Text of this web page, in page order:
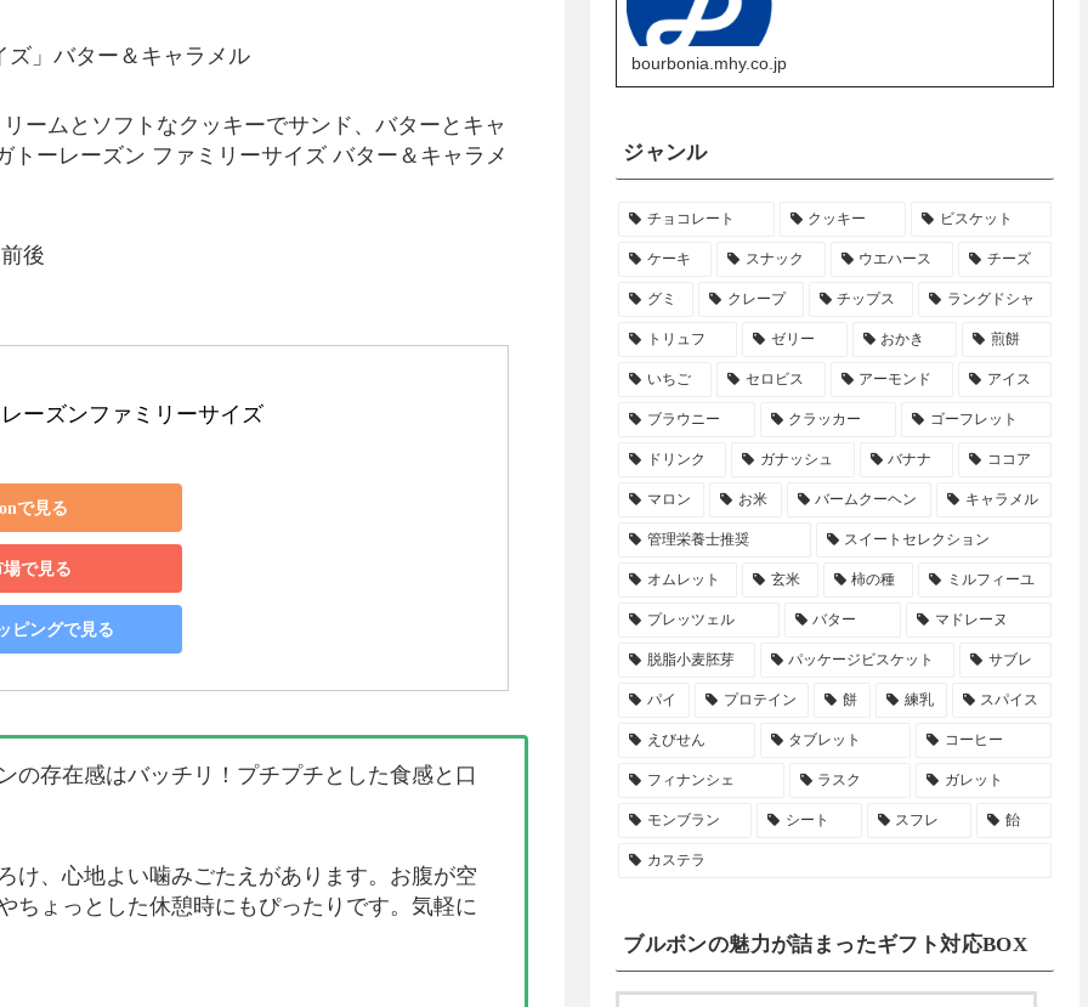
」バター＆キャラメル
ームとソフトなクッキーでサンド、バターとキャ
ーレーズン ファミリーサイズ バター＆キャラメ
後
ーズンファミリーサイズ
で見る
で見る
ピングで見る
の存在感はバッチリ！プチプチとした食感と口
け、心地よい噛みごたえがあります。お腹が空
ちょっとした休憩時にもぴったりです。気軽に
bourbonia.mhy.co.jp
ジャンル
チョコレート クッキー ビスケット
ケーキ スナック ウエハース チーズ
グミ クレープ チップス ラングドシャ
トリュフ ゼリー おかき 煎餅
いちご セロビス アーモンド アイス
ブラウニー クラッカー ゴーフレット
ドリンク ガナッシュ バナナ ココア
マロン お米 バームクーヘン キャラメル
管理栄養士推奨 スイートセレクション
オムレット 玄米 柿の種 ミルフィーユ
プレッツェル バター マドレーヌ
脱脂小麦胚芽 パッケージビスケット サブレ
パイ プロテイン 餅 練乳 スパイス
えびせん タブレット コーヒー
フィナンシェ ラスク ガレット
モンブラン シート スフレ 飴
カステラ
ブルボンの魅力が詰まったギフト対応BOX